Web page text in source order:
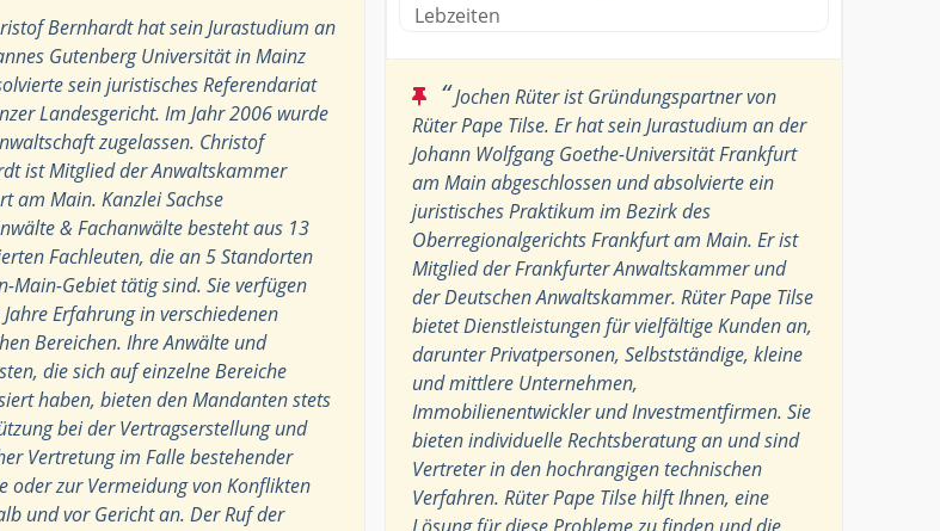
Bernhardt hat sein Jurastudium an
Gutenberg Universität in Mainz
sein juristisches Referendariat
Landesgericht. Im Jahr 2006 wurde
zugelassen. Christof
ist Mitglied der Anwaltskammer
am Main. Kanzlei Sachse
& Fachanwälte besteht aus 13
Fachleuten, die an 5 Standorten
Main-Gebiet tätig sind. Sie verfügen
Erfahrung in verschiedenen
Bereichen. Ihre Anwälte und
die sich auf einzelne Bereiche
haben, bieten den Mandanten stets
bei der Vertragserstellung und
Vertretung im Falle bestehender
oder zur Vermeidung von Konflikten
und vor Gericht an. Der Ruf der
Lebzeiten
“Jochen Rüter ist Gründungspartner von
Rüter Pape Tilse. Er hat sein Jurastudium an der
Johann Wolfgang Goethe-Universität Frankfurt
am Main abgeschlossen und absolvierte ein
juristisches Praktikum im Bezirk des
Oberregionalgerichts Frankfurt am Main. Er ist
Mitglied der Frankfurter Anwaltskammer und
der Deutschen Anwaltskammer. Rüter Pape Tilse
bietet Dienstleistungen für vielfältige Kunden an,
darunter Privatpersonen, Selbstständige, kleine
und mittlere Unternehmen,
Immobilienentwickler und Investmentfirmen. Sie
bieten individuelle Rechtsberatung an und sind
Vertreter in den hochrangigen technischen
Verfahren. Rüter Pape Tilse hilft Ihnen, eine